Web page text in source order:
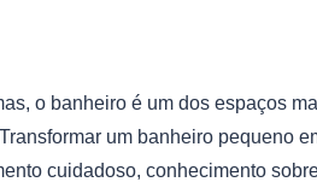
o banheiro é um dos espaços
um banheiro pequeno
cuidadoso, conhecimento